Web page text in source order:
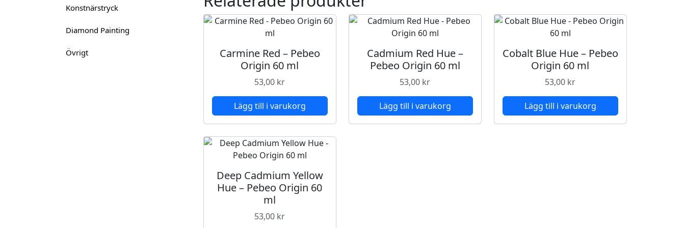
Konstnärstryck
Diamond Painting
Övrigt
Carmine Red – Pebeo
Origin 60 ml
53,00 kr
Lägg till i varukorg
Cadmium Red Hue –
Pebeo Origin 60 ml
53,00 kr
Lägg till i varukorg
Cobalt Blue Hue – Pebeo
Origin 60 ml
53,00 kr
Lägg till i varukorg
Deep Cadmium Yellow
Hue – Pebeo Origin 60
ml
53,00 kr